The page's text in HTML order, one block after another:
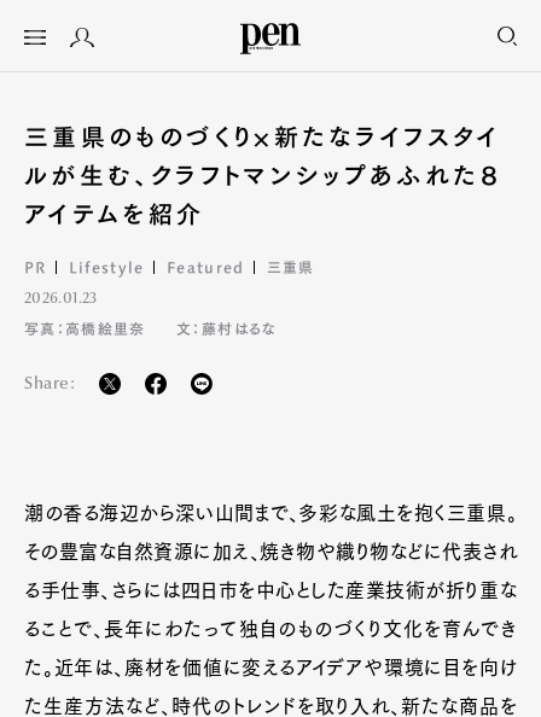
三重県のものづくり×新たなライフスタイ
ルが生む、クラフトマンシップあふれた８
アイテムを紹介
PR Lifestyle Featured 三重県
2026.01.23
写真：高橋絵里奈
文：藤村はるな
Share:
潮の香る海辺から深い山間まで、多彩な風土を抱く三重県。
その豊富な自然資源に加え、焼き物や織り物などに代表され
る手仕事、さらには四日市を中心とした産業技術が折り重な
ることで、長年にわたって独自のものづくり文化を育んでき
た。近年は、廃材を価値に変えるアイデアや環境に目を向け
た生産方法など、時代のトレンドを取り入れ、新たな商品を